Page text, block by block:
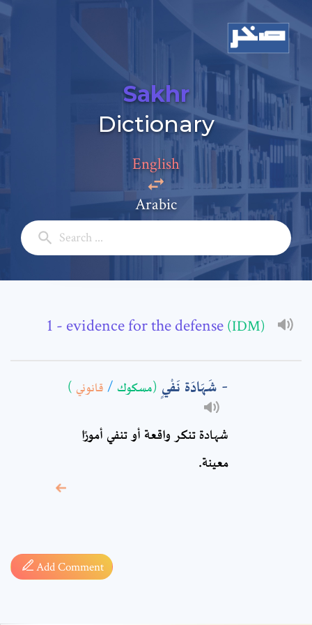
Sakhr
Dictionary
English
Arabic
- evidence for the defense (IDM)
شَهَادَة نَفْيٍ (مسكوك / قانوني )
شهادة تنكر واقعة أو تنفي أمورًا
معينة.
Add Comment
Add a comment
Full Name: *
Comment: *